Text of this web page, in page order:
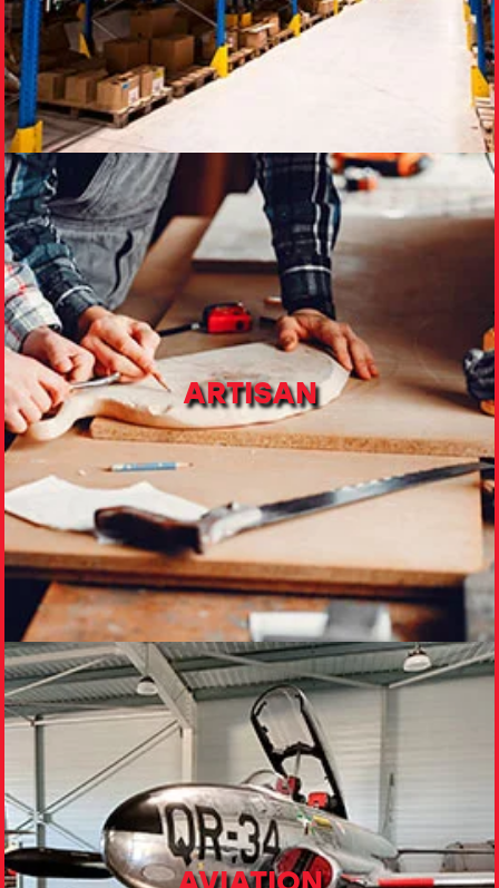
ARTISAN